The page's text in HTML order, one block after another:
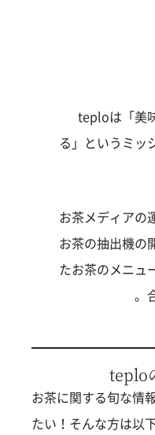
teploは「美
る」というミッ
お茶メディアの
お茶の抽出機の
たお茶のメニュ
teplo
お茶に関する旬な情
たい！そんな方は以